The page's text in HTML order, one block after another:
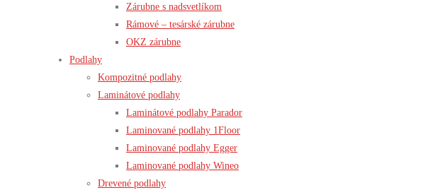
Zárubne s nadsvetlíkom
Rámové – tesárské zárubne
OKZ zárubne
Podlahy
Kompozitné podlahy
Laminátové podlahy
Laminátové podlahy Parador
Laminované podlahy 1Floor
Laminované podlahy Egger
Laminované podlahy Wineo
Drevené podlahy